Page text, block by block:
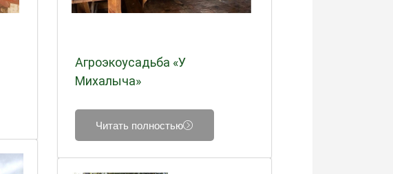
Агроэкоусадьба «У
Михалыча»
Читать полностью